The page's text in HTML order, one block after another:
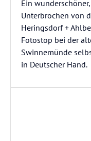
Ein
Unterbrochen von
Heringsdorf +
Fotostop bei der
Swinnemünde
in Deutscher Hand.